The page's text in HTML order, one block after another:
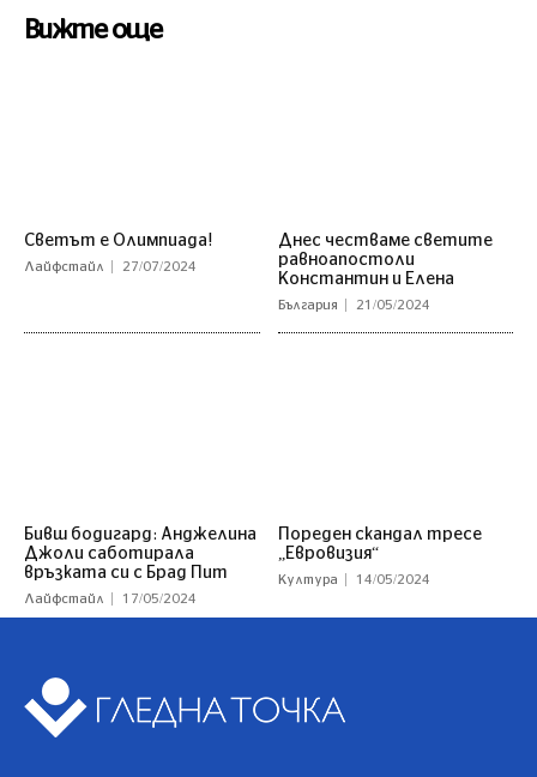
Вижте още
Светът е Олимпиада!
Лайфстайл 27/07/2024
Днес честваме светите
равноапостоли
Константин и Елена
България 21/05/2024
Бивш бодигард: Анджелина
Джоли саботирала
връзката си с Брад Пит
Лайфстайл 17/05/2024
Пореден скандал тресе
„Евровизия“
Култура 14/05/2024